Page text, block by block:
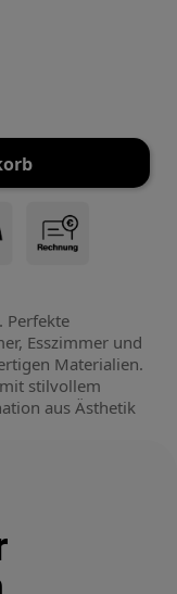
Perfekte
Esszimmer und
Materialien.
stilvollem
aus Ästhetik